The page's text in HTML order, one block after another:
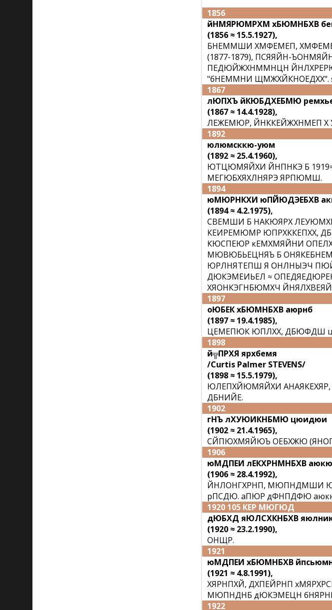
1856
йНМЯРЮМРХМ хБЮМНБХВ
(1856 ≈ 15.5.1927),
БНЕММШИ ХМФЕМЕП,
(1877-1879), ПСЯЯЙН-
ПЕДЮЙЖХНММНЦН
"бНЕММНИ ЩМЖХЙКНОЕДХХ".
1867
лЮПХЪ йКЮБДХЕБМЮ
(1867 ≈ 14.4.1928),
ЛЕЖЕМЮР, ЙНККЕЙЖХНМЕП Х
1892
юлюмсккю-уюм
(1892 ≈ 25.4.1960),
ЮТЦЮМЯЙХИ ЙНПНКЭ Б
МЕГЮБХЯХЛНЯРЭ ЯРПЮМШ.
1894
юМЮРНКХИ юПЙЮДЭЕБХВ
(1894 ≈ 4.2.1975),
СВЕМШИ Б НАКЮЯРХ
КЕИРЕМЮМР ЮПРХККЕПХХ,
КЮСПЕЮР кЕМХМЯЙНИ
МЮВЮБЬЕЦНЯЪ Б
ЮРЛНЯТЕПШ Я ОНЛНЫЭЧ
ДЮКЭМЕИЬЕЛ ≈
ХЯОНКЭГНБЮМХЧ
1897
оЮБЕК хБЮМНБХВ аюрнб
(1897 ≈ 19.4.1985),
ЦЕМЕПЮК ЮПЛХХ, ДБЮФДШ
1898
й╦ПРХЯ ярхбемя
/Curtis Palmer STEVENS/
(1898 ≈ 15.5.1979),
ЮЛЕПХЙЮМЯЙХИ
ДБНИЙЕ.
1902
гНЪ лХУЮИКНБМЮ цюидюи
(1902 ≈ 21.4.1965),
СЙПЮХМЯЙЮЪ ОЕБХЖЮ
1906
юМДПЕИ лЕКХРНМНБХВ
(1906 ≈ 28.4.1992),
ЙНЛОНГХРНП, МЮПНДМШИ
рПСДЮ. аПЮР дФНПДФЮ
1920 105 КЕР МЮГЮД
дЮБХД яЮЛСХКНБХВ
(1920 ≈ 23.2.1990),
ОНЩР.
1921
юМДПЕИ хБЮМНБХВ
(1921 ≈ 4.8.1991),
ХЯРНПХЙ, ДХПЕЙРНП
МЮПНДНБ дЮКЭМЕЦН
1922